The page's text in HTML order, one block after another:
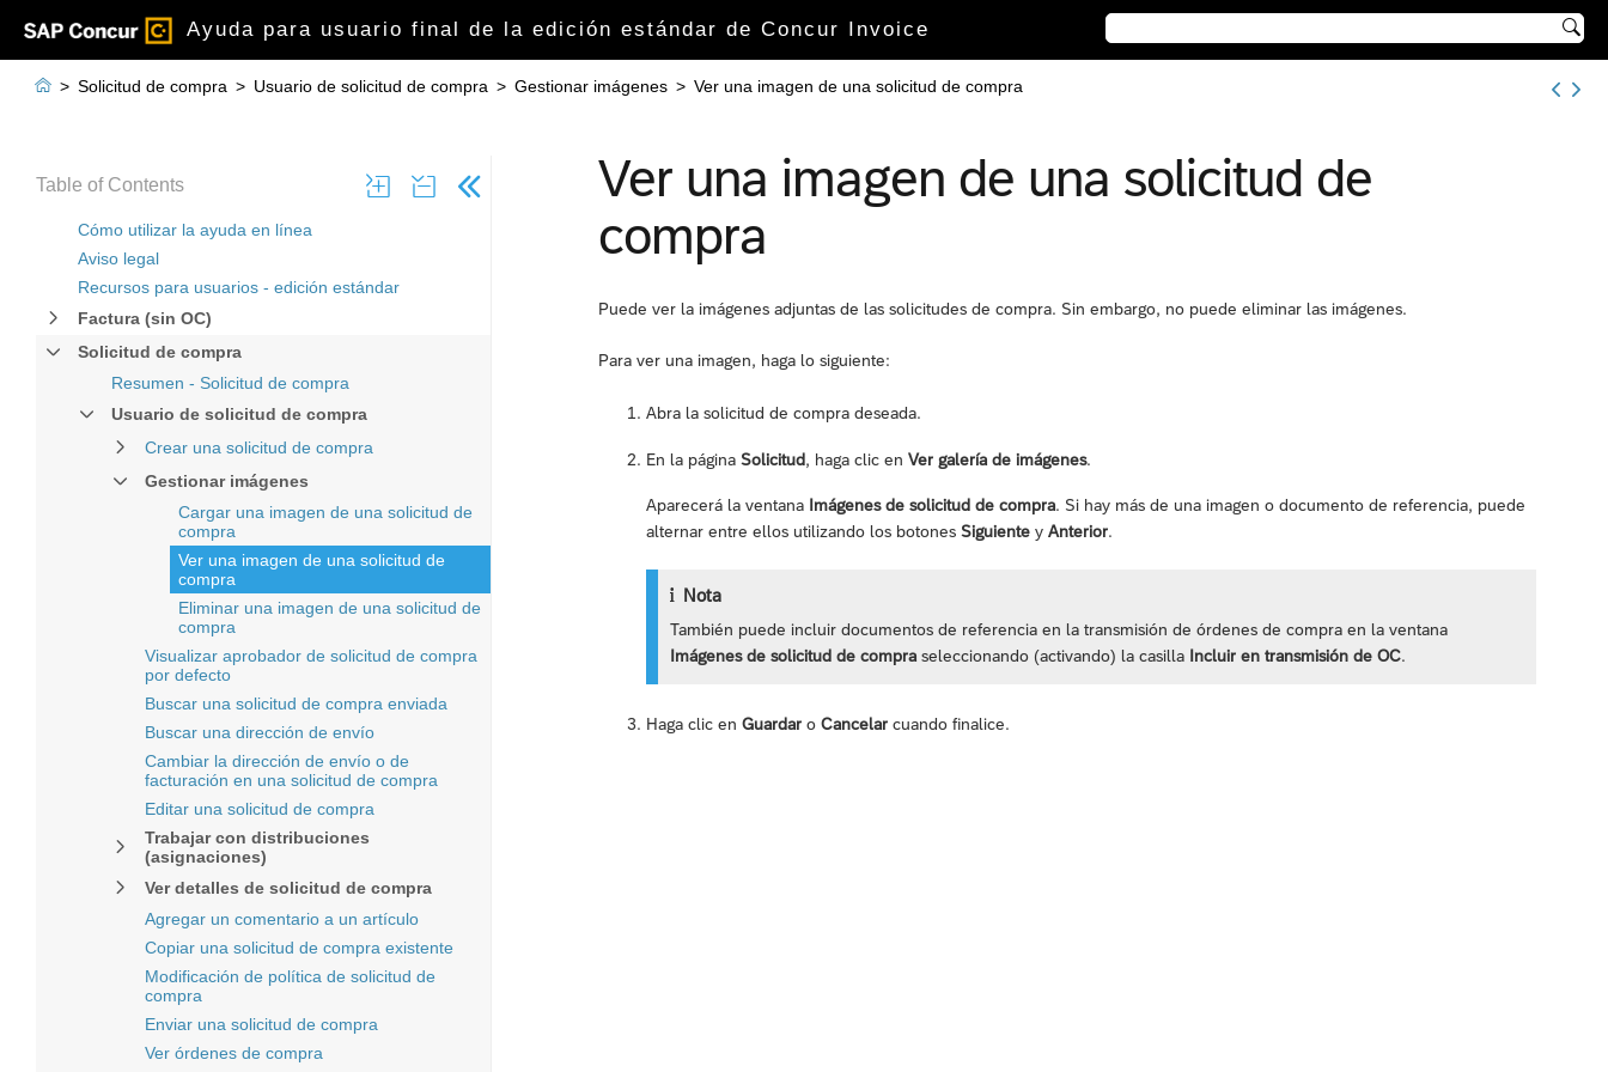
Ayuda para usuario final de la edición estándar de Concur Invoice 
Table of Contents
Cómo utilizar la ayuda en línea
Aviso legal
Recursos para usuarios - edición estándar
Factura (sin OC)
Solicitud de compra
Resumen - Solicitud de compra
Usuario de solicitud de compra
Crear una solicitud de compra
Gestionar imágenes
Cargar una imagen de una solicitud de
compra
Ver una imagen de una solicitud de
compra
Eliminar una imagen de una solicitud de
compra
Visualizar aprobador de solicitud de compra
por defecto
Buscar una solicitud de compra enviada
Buscar una dirección de envío
Cambiar la dirección de envío o de
facturación en una solicitud de compra
Editar una solicitud de compra
Trabajar con distribuciones
(asignaciones)
Ver detalles de solicitud de compra
Agregar un comentario a un artículo
Copiar una solicitud de compra existente
Modificación de política de solicitud de
compra
Enviar una solicitud de compra
Ver órdenes de compra
 > Solicitud de compra > Usuario de solicitud de compra > Gestionar imágenes > Ver una imagen de una solicitud de compra
Ver una imagen de una solicitud de
compra
Puede ver la imágenes adjuntas de las solicitudes de compra. Sin embargo, no puede eliminar las imágenes.
Para ver una imagen, haga lo siguiente:
Abra la solicitud de compra deseada.
En la página Solicitud, haga clic en Ver galería de imágenes.
Aparecerá la ventana Imágenes de solicitud de compra. Si hay más de una imagen o documento de referencia, puede
alternar entre ellos utilizando los botones Siguiente y Anterior.
Nota
También puede incluir documentos de referencia en la transmisión de órdenes de compra en la ventana
Imágenes de solicitud de compra seleccionando (activando) la casilla Incluir en transmisión de OC.
Haga clic en Guardar o Cancelar cuando finalice.